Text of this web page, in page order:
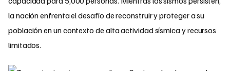
la nación enfrenta el desafío de reconstruir y proteger a su
población en un contexto de alta actividad sísmica y recursos
limitados.